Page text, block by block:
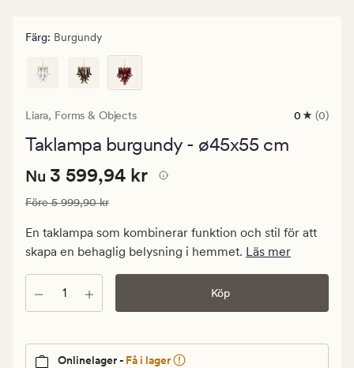
Färg: Burgundy
Liara, Forms & Objects
0
0 (0)
Taklampa burgundy - ø45x55 cm
Nuvarande
3
599,94
kr.
kr
Nuvarande pris 3 599,94 kr
Nu 3 599,94 kr
Ordinarie pris 5 999,90 kr
Före5 999,90 kr
En taklampa som kombinerar funktion och stil för att
skapa en behaglig belysning i hemmet. Läs mer
Antal Köp
Onlinelager - Få i lager